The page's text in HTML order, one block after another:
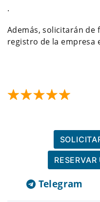
.
Además, solicitarán de
registro de la empresa
Telegram